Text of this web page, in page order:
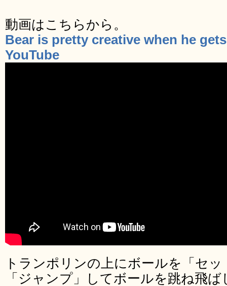
動画はこちらから。
Bear is pretty creative when he
YouTube
トランポリンの上にボールを「セ
「ジャンプ」してボールを跳ね飛